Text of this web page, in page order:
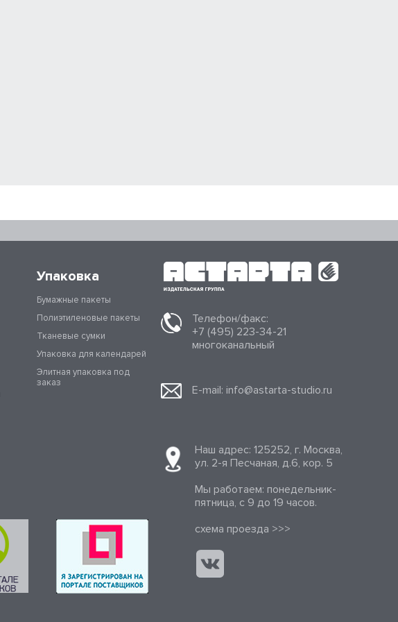
Упаковка
Бумажные пакеты
Полиэтиленовые пакеты
Тканевые сумки
Упаковка для календарей
Элитная упаковка под
заказ
Телефон/факс:
+7 (495) 223-34-21
многоканальный
E-mail: info@astarta-studio.ru
Наш адрес: 125252, г. Москва,
ул. 2-я Песчаная, д.6, кор. 5
Мы работаем: понедельник-
пятница, с 9 до 19 часов.
cхема проезда >>>